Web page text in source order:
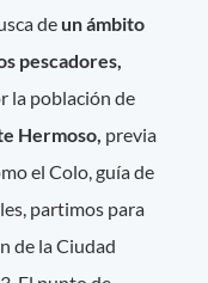
de un ámbito
pescadores,
la población de
Hermoso, previa
el Colo, guía de
partimos para
de la Ciudad